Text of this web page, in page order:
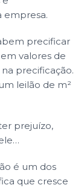
empresa.
precificar
valores de
precificação.
leilão de m²
prejuízo,
é um dos
que cresce